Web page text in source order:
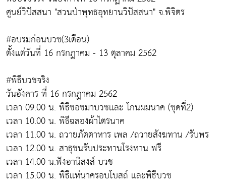
ศูนย์วิปัสสนา "สวนป่าพุทธอุทยานวิปัสสนา" จ.พิจิตร
#อบรมก่อนบวช(3เดือน)
ตั้งเเต่วันที่ 16 กรกฏาคม - 13 ตุลาคม 2562
#พิธีบวชจริง
วันอังคาร ที่ 16 กรกฏาคม 2562
เวลา 09.00 น. พิธีขอขมาบวชเเละ โกนผมนาค (ชุดที่2)
เวลา 10.00 น. พิธีฉลองผ้าไตรนาค
เวลา 11.00 น. ถวายภัตตาหาร เพล /ถวายสังฆทาน /รับพร
เวลา 12.00 น. สาธุชนรับประทานโรงทาน ฟรี
เวลา 14.00 น.ฟังอานิสงส์ บวช
เวลา 15.00 น. พิธีเเห่นาครอบโบสถ์ เเละพิธีบวช